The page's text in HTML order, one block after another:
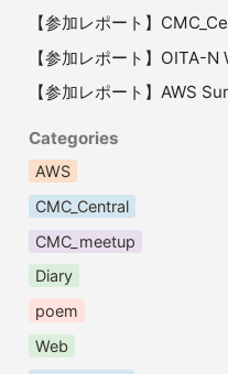
【参加レポート】OITA-
Categories
AWS
CMC_Central
CMC_meetup
Diary
poem
Web